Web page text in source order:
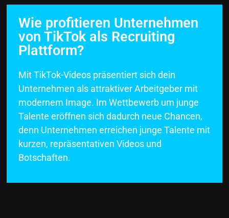
Wie profitieren Unternehmen
von TikTok als Recruiting
Plattform?
Mit TikTok-Videos präsentiert sich dein
Unternehmen als attraktiver Arbeitgeber mit
modernem Image. Im Wettbewerb um junge
Talente eröffnen sich dadurch neue Chancen,
denn Unternehmen erreichen junge Talente mit
kurzen, repräsentativen Videos und
Botschaften.